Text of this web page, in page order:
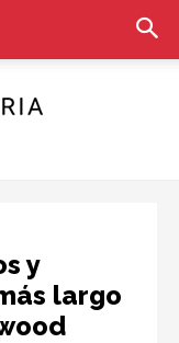
y
largo